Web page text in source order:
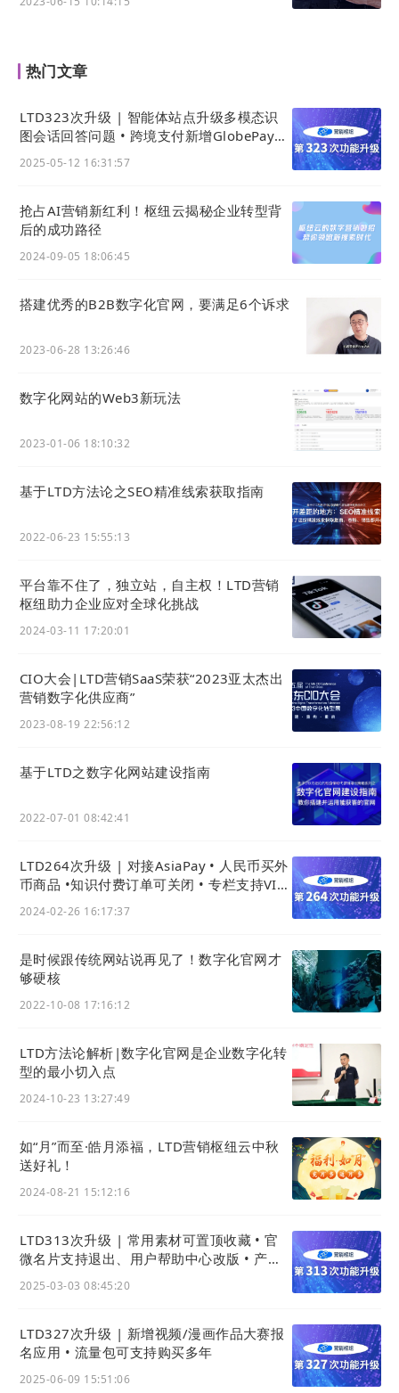
用户首次或未登录状态下，打开官微名片微信小程
2
点击首页登录入口
在小程序首页的显著位置，看到并点击“登录”按钮。
授权手机号
系统唤起微信授权弹窗，请求获取用户手机号。用户
点击“允许”进行授权。
（多企业账号）选择企业
系统验证手机号关联的营销枢纽账号。如果该账号加
入了多个企业，则界面展示企业列表供用户选择。
登录成功并进入
用户选择目标企业（或账号仅关联一个企业则自动进
入），登录成功。界面跳转至该企业的电子名片管理
热门文章
LTD323次升级 | 智能体站点升级多模态识
图会话回答问题 • 跨境支付新增GlobePay支
2025-05-12 16:31:57
抢占AI营销新红利！枢纽云揭秘企业转型背
后的成功路径
2024-09-05 18:06:45
搭建优秀的B2B数字化官网，要满足6个诉求
2023-06-28 13:26:46
数字化网站的Web3新玩法
2023-01-06 18:10:32
基于LTD方法论之SEO精准线索获取指南
2022-06-23 15:55:13
平台靠不住了，独立站，自主权！LTD营销
枢纽助力企业应对全球化挑战
2024-03-11 17:20:01
CIO大会|LTD营销SaaS荣获“2023亚太杰出
营销数字化供应商”
2023-08-19 22:56:12
基于LTD之数字化网站建设指南
2022-07-01 08:42:41
LTD264次升级 | 对接AsiaPay • 人民币买外
币商品 •知识付费订单可关闭 • 专栏支持VIP
2024-02-26 16:17:37
是时候跟传统网站说再见了！数字化官网才
够硬核
2022-10-08 17:16:12
LTD方法论解析|数字化官网是企业数字化转
型的最小切入点
2024-10-23 13:27:49
如“月”而至·皓月添福，LTD营销枢纽云中秋
送好礼！
2024-08-21 15:12:16
LTD313次升级 | 常用素材可置顶收藏 • 官
微名片支持退出、用户帮助中心改版 • 产品
2025-03-03 08:45:20
LTD327次升级 | 新增视频/漫画作品大赛报
名应用 • 流量包可支持购买多年
2025-06-09 15:51:06